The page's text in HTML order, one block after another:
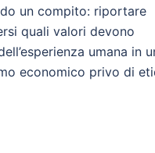
un compito: riportare
quali valori devono
umana in
economico privo di